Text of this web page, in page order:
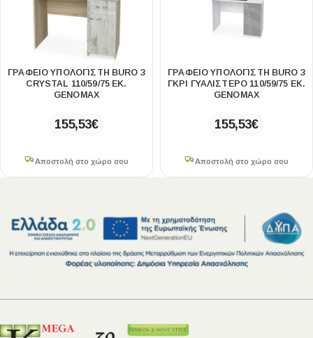
ΓΡΑΦΕΊΟ ΥΠΟΛΟΓΙΣΤΉ BURO 3
CRYSTAL 110/59/75 ΕΚ.
GENOMAX
155,53€
Αποστολή στο χώρο σου
ΓΡΑΦΕΊΟ ΥΠΟΛΟΓΙΣΤΉ BURO 3
ΓΚΡΙ ΓΥΑΛΙΣΤΕΡΌ 110/59/75 ΕΚ.
GENOMAX
155,53€
Αποστολή στο χώρο σου